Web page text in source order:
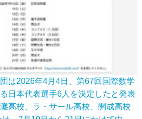
は2026年4月4日、第67回国際数学
日本代表選手6人を決定したと発表
高校、ラ・サール高校、開成高校